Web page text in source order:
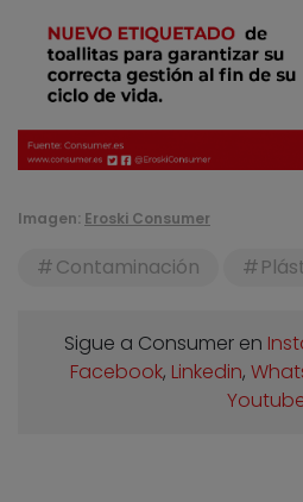
Imagen: Eroski Consumer
Contaminación
Sigue a Consumer en
Facebook, Linkedin,